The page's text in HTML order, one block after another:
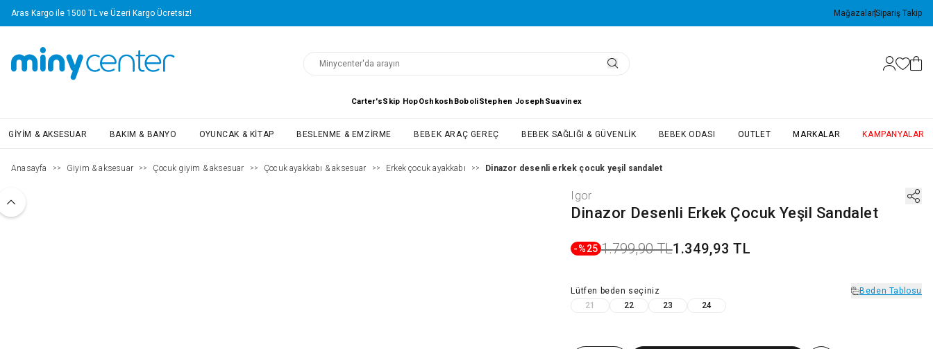
Aras Kargo ile 1500 TL ve Üzeri Kargo Ücretsiz! MağazalarSipariş Takip
Carter'sSkip HopOshkosh BoboliStephen Joseph Suavinex
GIYIM & AKSESUAR BAKIM & BANYO OYUNCAK & KITAP BESLENME & EMZIRME BEBEK ARAÇ GEREÇ BEBEK SAĞLIĞI & GÜVENLIK BEBEK ODASI OUTLET MARKALAR KAMPANYALAR
Anasayfa >> Giyim & aksesuar >> Çocuk giyim & aksesuar >> Çocuk ayakkabı & aksesuar >> Erkek çocuk ayakkabı >> Dinazor desenli erkek çocuk yeşil sandalet
Igor
Dinazor Desenli Erkek Çocuk Yeşil Sandalet
-%25 1.799,90 TL1.349,93 TL
Lütfen beden seçiniz
Beden Tablosu
21
22 23 24